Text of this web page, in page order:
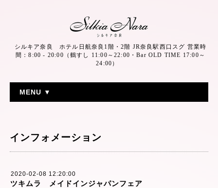
シルキア奈良 ホテル日航奈良1階・2階 JR奈良駅西口スグ 営業時
間：8:00 - 20:00（鶴すし 11:00～22:00・Bar OLD TIME 17:00～
24:00）
MENU ▼
インフォメーション
2020-02-08 12:20:00
ツキムラ メイドインジャパンフェア